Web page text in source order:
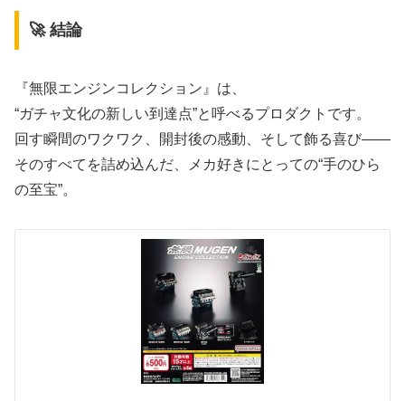
🚀 結論
『無限エンジンコレクション』は、
“ガチャ文化の新しい到達点”と呼べるプロダクトです。
回す瞬間のワクワク、開封後の感動、そして飾る喜び――
そのすべてを詰め込んだ、メカ好きにとっての“手のひら
の至宝”。